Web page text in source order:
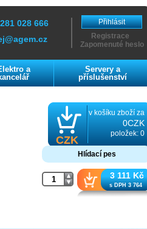
028 666
Přihlásit
Registrace
Zapomenuté heslo
a
Servery a
příslušenství
CZK
v košíku zboží za
0CZK
položek: 0
Hlídací pes
3 111 Kč
s DPH 3 764